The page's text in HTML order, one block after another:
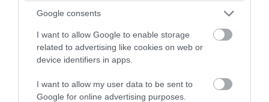
Google consents
I want to allow Google to enable storage
related to advertising like cookies on web or
device identifiers in apps.
I want to allow my user data to be sent to
Google for online advertising purposes.